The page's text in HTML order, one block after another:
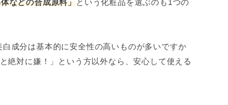
などの合成原料」という化粧品を選ぶのも1つの
成分は基本的に安全性の高いものが多いですか
絶対に嫌！」という方以外なら、安心して使える